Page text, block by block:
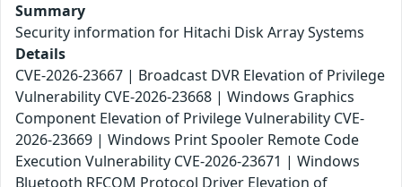
Summary
Security information for Hitachi Disk Array Systems
Details
CVE-2026-23667 | Broadcast DVR Elevation of Privilege
Vulnerability CVE-2026-23668 | Windows Graphics
Component Elevation of Privilege Vulnerability CVE-
2026-23669 | Windows Print Spooler Remote Code
Execution Vulnerability CVE-2026-23671 | Windows
Bluetooth RFCOM Protocol Driver Elevation of